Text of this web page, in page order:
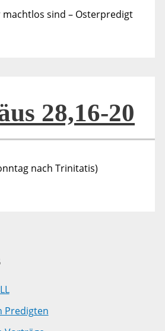
machtlos sind – Osterpredigt
28,16-20
nach Trinitatis)
Predigten